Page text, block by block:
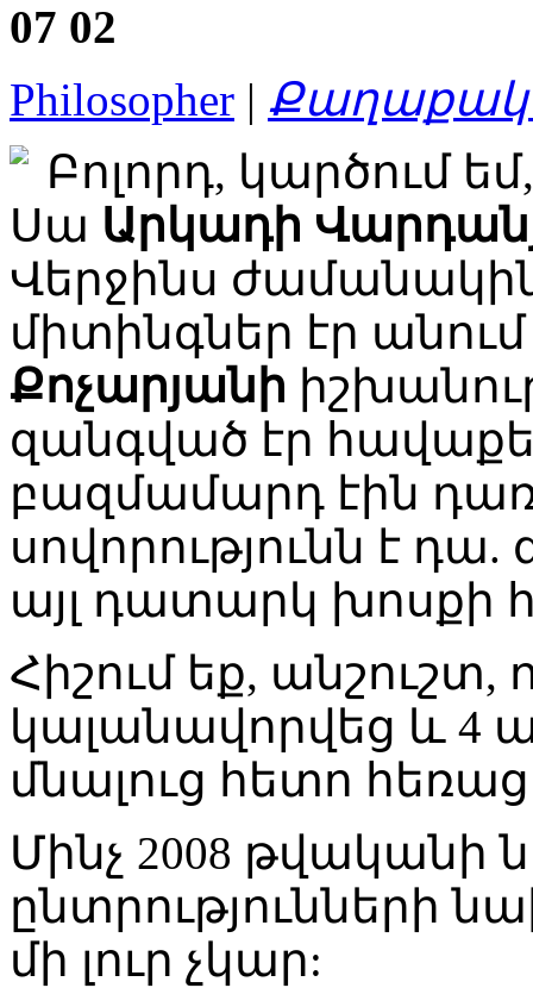
07 02
Philosopher |
Բոլորդ, կարծում
Սա Արկադի
Վերջինս
միտինգներ էր
Քոչարյանի
զանգված էր
բազմամարդ էին
սովորությունն է
այլ դատարկ խոսքի
Հիշում եք,
կալանավորվեց և 4
մնալուց հետո
Մինչ 2008
ընտրությունների
մի լուր չկար: